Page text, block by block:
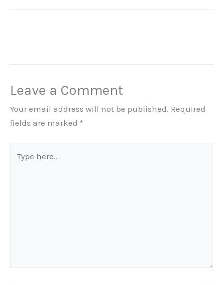
Leave a Comment
Your email address will not be published. Required
fields are marked *
here..